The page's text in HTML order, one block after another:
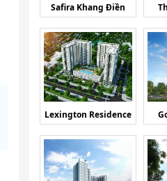
Safira Khang Điền
Lexington Residence